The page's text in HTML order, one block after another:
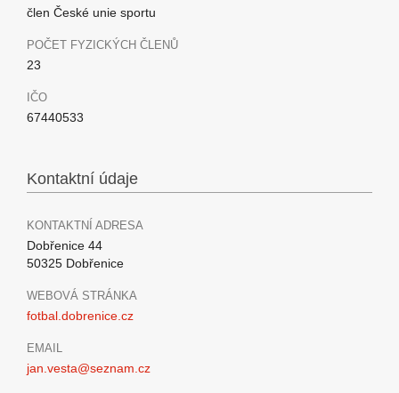
člen České unie sportu
POČET FYZICKÝCH ČLENŮ
23
IČO
67440533
Kontaktní údaje
KONTAKTNÍ ADRESA
Dobřenice 44
50325 Dobřenice
WEBOVÁ STRÁNKA
fotbal.dobrenice.cz
EMAIL
jan.vesta@seznam.cz